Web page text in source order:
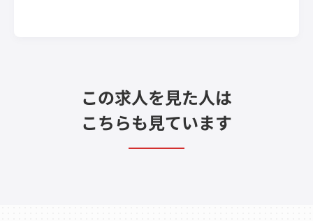
この求人を見た人は
こちらも見ています